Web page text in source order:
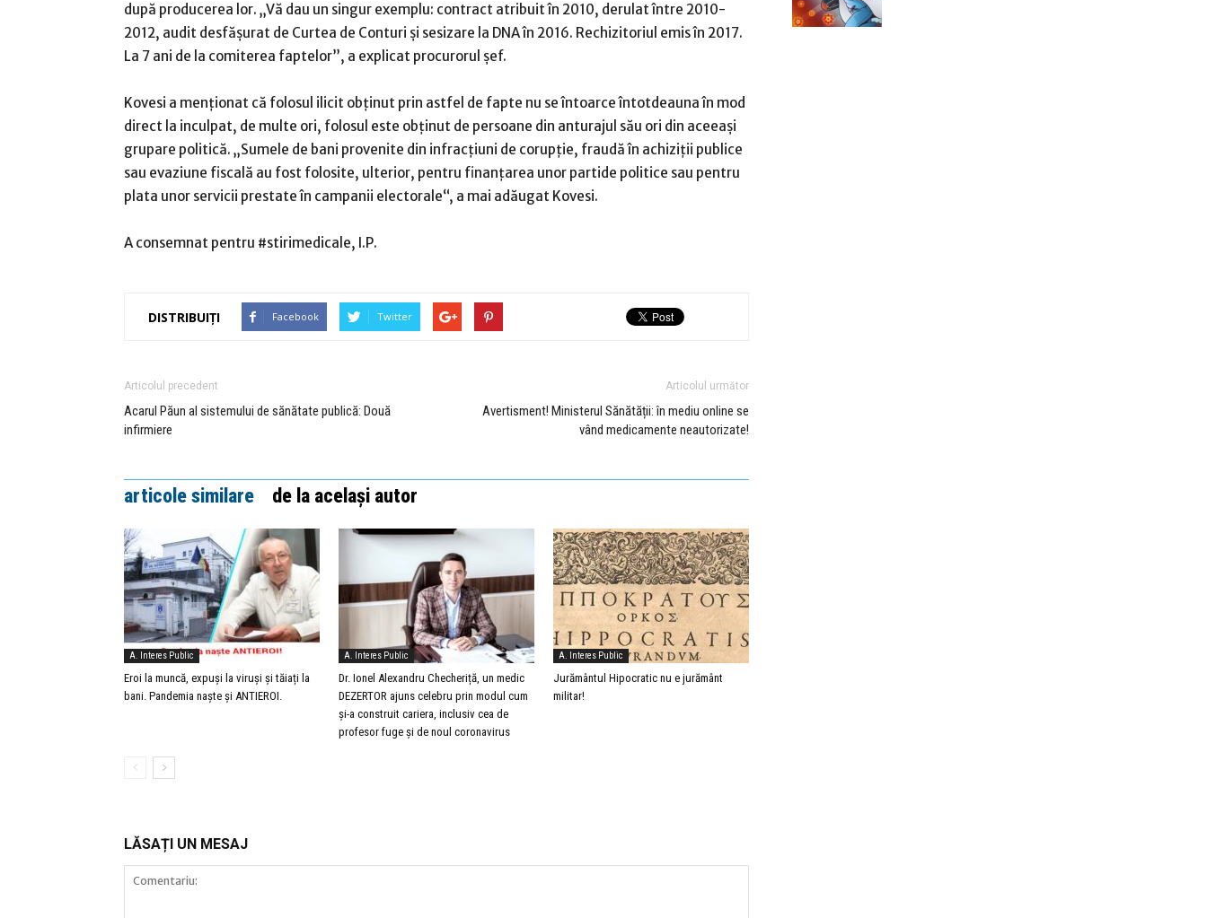
după producerea lor. „Vă dau un singur exemplu: contract atribuit în 2010, derulat între 2010-
2012, audit desfăşurat de Curtea de Conturi şi sesizare la DNA în 2016. Rechizitoriul emis în 2017.
La 7 ani de la comiterea faptelor”, a explicat procurorul șef.
Kovesi a menţionat că folosul ilicit obţinut prin astfel de fapte nu se întoarce întotdeauna în mod
direct la inculpat, de multe ori, folosul este obţinut de persoane din anturajul său ori din aceeaşi
grupare politică. „Sumele de bani provenite din infracţiuni de corupţie, fraudă în achiziţii publice
sau evaziune fiscală au fost folosite, ulterior, pentru finanţarea unor partide politice sau pentru
plata unor servicii prestate în campanii electorale“, a mai adăugat Kovesi.
A consemnat pentru #stirimedicale, I.P.
DISTRIBUIȚI Facebook Twitter
Articolul precedent
Acarul Păun al sistemului de sănătate publică: Două
infirmiere
Articolul următor
Avertisment! Ministerul Sănătății: în mediu online se
vând medicamente neautorizate!
articole similare de la același autor
A. Interes Public
Eroi la muncă, expuși la viruși și tăiați la
bani. Pandemia naște și ANTIEROI.
A. Interes Public
Dr. Ionel Alexandru Checheriță, un medic
DEZERTOR ajuns celebru prin modul cum
și-a construit cariera, inclusiv cea de
profesor fuge și de noul coronavirus
A. Interes Public
Jurământul Hipocratic nu e jurământ
militar!
LĂSAȚI UN MESAJ